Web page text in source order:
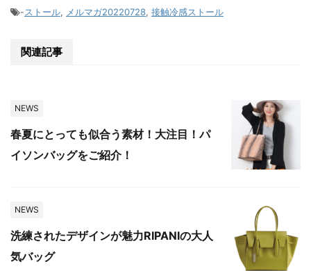
-ストール, メルマガ20220728, 接触冷感ストール
関連記事
NEWS
春夏にとっても似合う素材！大注目！パ
イソンバッグをご紹介！
NEWS
洗練されたデザインが魅力RIPANIの大人
気バッグ